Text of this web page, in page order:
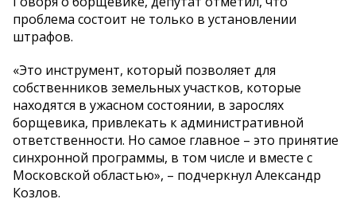
проблема состоит не только в установлении
штрафов.
«Это инструмент, который позволяет для
собственников земельных участков, которые
находятся в ужасном состоянии, в зарослях
борщевика, привлекать к административной
ответственности. Но самое главное – это принятие
синхронной программы, в том числе и вместе с
Московской областью», – подчеркнул Александр
Козлов.